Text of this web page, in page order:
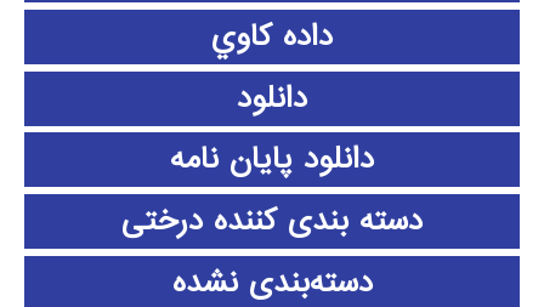
داده كاوي
دانلود
دانلود پايان نامه
دسته بندی کننده درختی
دسته‌بندی نشده